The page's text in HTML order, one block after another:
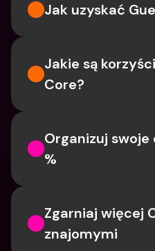
Jak uzyskać
Jakie są
Core?
Organizuj swoje
%
Zgarniaj więcej
znajomymi